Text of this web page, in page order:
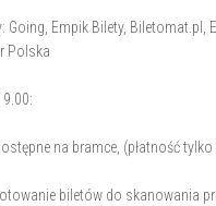
Going, Empik Bilety, Biletomat.pl,
Polska
na bramce, (płatność
biletów do skanowania